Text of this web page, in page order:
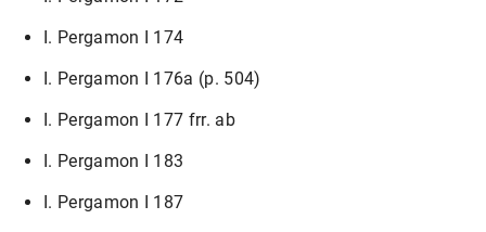
I. Pergamon I 174
I. Pergamon I 176a (p. 504)
I. Pergamon I 177 frr. ab
I. Pergamon I 183
I. Pergamon I 187